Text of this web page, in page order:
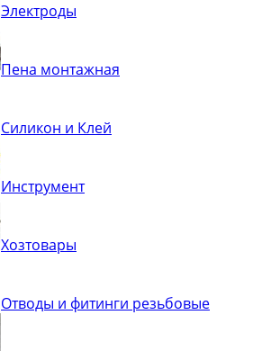
Электроды
Пена монтажная
Силикон и Клей
Инструмент
Хозтовары
Отводы и фитинги резьбовые